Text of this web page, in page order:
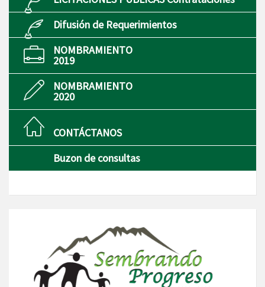
Difusión de Requerimientos
NOMBRAMIENTO
2019
NOMBRAMIENTO
2020
CONTÁCTANOS
Buzon de consultas